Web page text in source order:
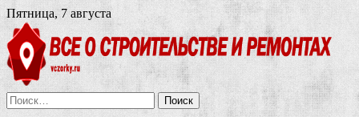
Пятница, 7 августа
Найти: